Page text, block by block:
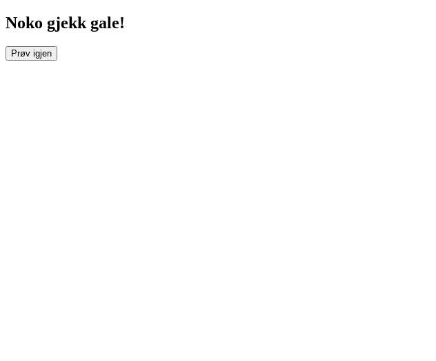
Noko gjekk gale!
Prøv igjen